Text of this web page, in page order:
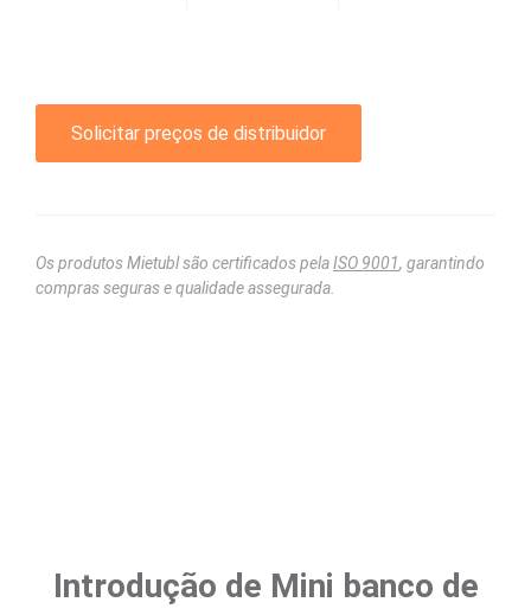
Solicitar preços de distribuidor
Os produtos Mietubl são certificados pelaISO 9001, garantindo
compras seguras e qualidade assegurada.
Introdução de Mini banco de